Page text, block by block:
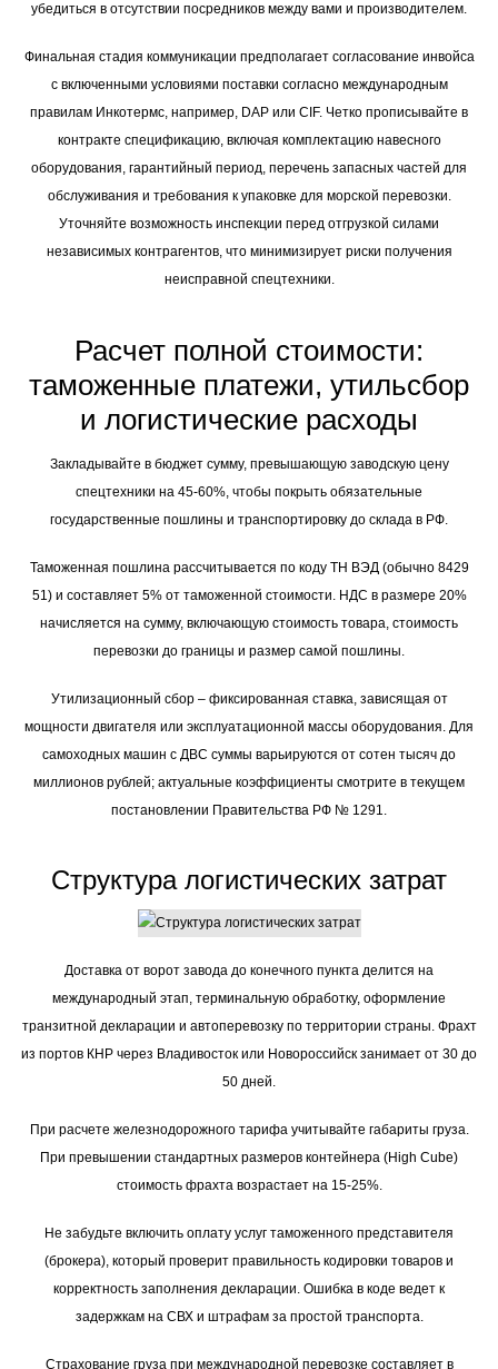
убедиться в отсутствии посредников между вами и производителем.
Финальная стадия коммуникации предполагает согласование инвойса
с включенными условиями поставки согласно международным
правилам Инкотермс, например, DAP или CIF. Четко прописывайте в
контракте спецификацию, включая комплектацию навесного
оборудования, гарантийный период, перечень запасных частей для
обслуживания и требования к упаковке для морской перевозки.
Уточняйте возможность инспекции перед отгрузкой силами
независимых контрагентов, что минимизирует риски получения
неисправной спецтехники.
Расчет полной стоимости:
таможенные платежи, утильсбор
и логистические расходы
Закладывайте в бюджет сумму, превышающую заводскую цену
спецтехники на 45-60%, чтобы покрыть обязательные
государственные пошлины и транспортировку до склада в РФ.
Таможенная пошлина рассчитывается по коду ТН ВЭД (обычно 8429
51) и составляет 5% от таможенной стоимости. НДС в размере 20%
начисляется на сумму, включающую стоимость товара, стоимость
перевозки до границы и размер самой пошлины.
Утилизационный сбор – фиксированная ставка, зависящая от
мощности двигателя или эксплуатационной массы оборудования. Для
самоходных машин с ДВС суммы варьируются от сотен тысяч до
миллионов рублей; актуальные коэффициенты смотрите в текущем
постановлении Правительства РФ № 1291.
Структура логистических затрат
Доставка от ворот завода до конечного пункта делится на
международный этап, терминальную обработку, оформление
транзитной декларации и автоперевозку по территории страны. Фрахт
из портов КНР через Владивосток или Новороссийск занимает от 30 до
50 дней.
При расчете железнодорожного тарифа учитывайте габариты груза.
При превышении стандартных размеров контейнера (High Cube)
стоимость фрахта возрастает на 15-25%.
Не забудьте включить оплату услуг таможенного представителя
(брокера), который проверит правильность кодировки товаров и
корректность заполнения декларации. Ошибка в коде ведет к
задержкам на СВХ и штрафам за простой транспорта.
Страхование груза при международной перевозке составляет в